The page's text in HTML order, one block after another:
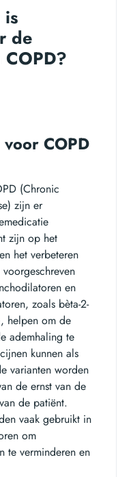
is
de
COPD
(Chronic
zijn er
zijn op het
het verbeteren
en
zoals bèta-2-
helpen om de
ademhaling te
kunnen als
varianten worden
de ernst van de
de patiënt.
vaak gebruikt in
om
te verminderen en